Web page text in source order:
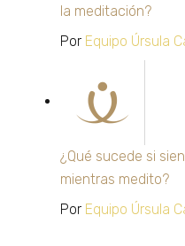
la meditación?
Por Equipo Úrsula
¿Qué sucede si
mientras medito?
Por Equipo Úrsula